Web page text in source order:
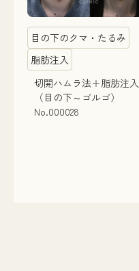
目の下のクマ・たるみ
脂肪注入
切開ハムラ法＋脂肪注入
（目の下～ゴルゴ）
No.000028